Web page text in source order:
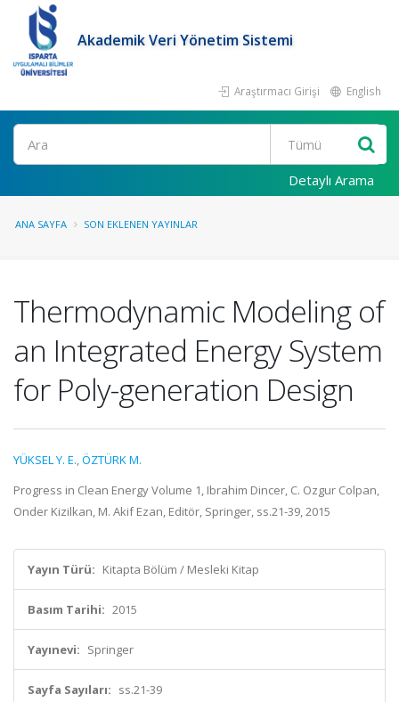
Akademik Veri Yönetim Sistemi
Araştırmacı Girişi English
Ara
Detaylı Arama
ANA SAYFA SON EKLENEN YAYINLAR
Thermodynamic Modeling of
an Integrated Energy System
for Poly-generation Design
YÜKSEL Y. E.,ÖZTÜRK M.
Progress in Clean Energy Volume 1, Ibrahim Dincer, C. Ozgur Colpan,
Onder Kizilkan, M. Akif Ezan, Editör, Springer, ss.21-39, 2015
Yayın Türü: Kitapta Bölüm / Mesleki Kitap
Basım Tarihi: 2015
Yayınevi: Springer
Sayfa Sayıları: ss.21-39